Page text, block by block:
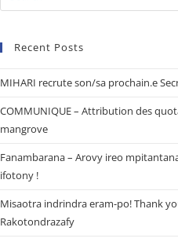
Recent Posts
MIHARI recrute son/sa prochain.e
COMMUNIQUE – Attribution des
mangrove
Fanambarana – Arovy ireo
ifotony !
Misaotra indrindra eram-po! Thank
Rakotondrazafy